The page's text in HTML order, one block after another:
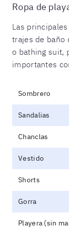
Ropa de
Las
trajes de baño
o bathing suit,
importantes
Sombrero
Sandalias
Chanclas
Vestido
Shorts
Gorra
Playera (sin